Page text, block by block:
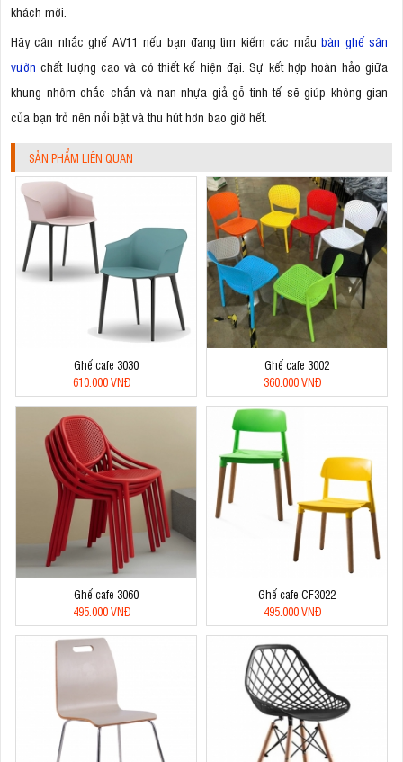
khách mời.
Hãy cân nhắc ghế AV11 nếu bạn đang tìm kiếm các mẫubàn ghế sân
vườn chất lượng cao và có thiết kế hiện đại. Sự kết hợp hoàn hảo giữa
khung nhôm chắc chắn và nan nhựa giả gỗ tinh tế sẽ giúp không gian
của bạn trở nên nổi bật và thu hút hơn bao giờ hết.
SẢN PHẨM LIÊN QUAN
Ghế cafe 3030
610.000 VNĐ
Ghế cafe 3002
360.000 VNĐ
Ghế cafe 3060
495.000 VNĐ
Ghế cafe CF3022
495.000 VNĐ